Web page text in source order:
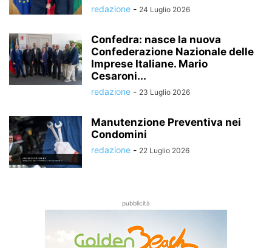
redazione - 24 Luglio 2026
Confedra: nasce la nuova
Confederazione Nazionale delle
Imprese Italiane. Mario
Cesaroni...
redazione - 23 Luglio 2026
Manutenzione Preventiva nei
Condomini
redazione - 22 Luglio 2026
pubblicità